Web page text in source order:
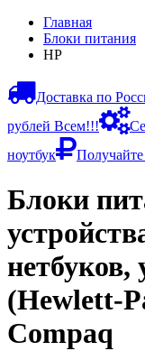
Главная
Блоки питания
HP
Доставка по
рублей Всем!!!
ноутбук
Блоки
нетбуков,
(Hewlett-
Compaq